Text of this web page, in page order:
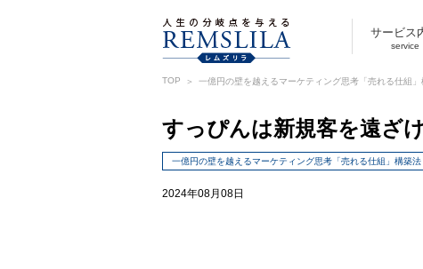
サービス
service
TOP 一億円の壁を越えるマーケティング思考「売れる仕組」
すっぴんは新規客を遠ざ
一億円の壁を越えるマーケティング思考「売れる仕組」構築法
2024年08月08日